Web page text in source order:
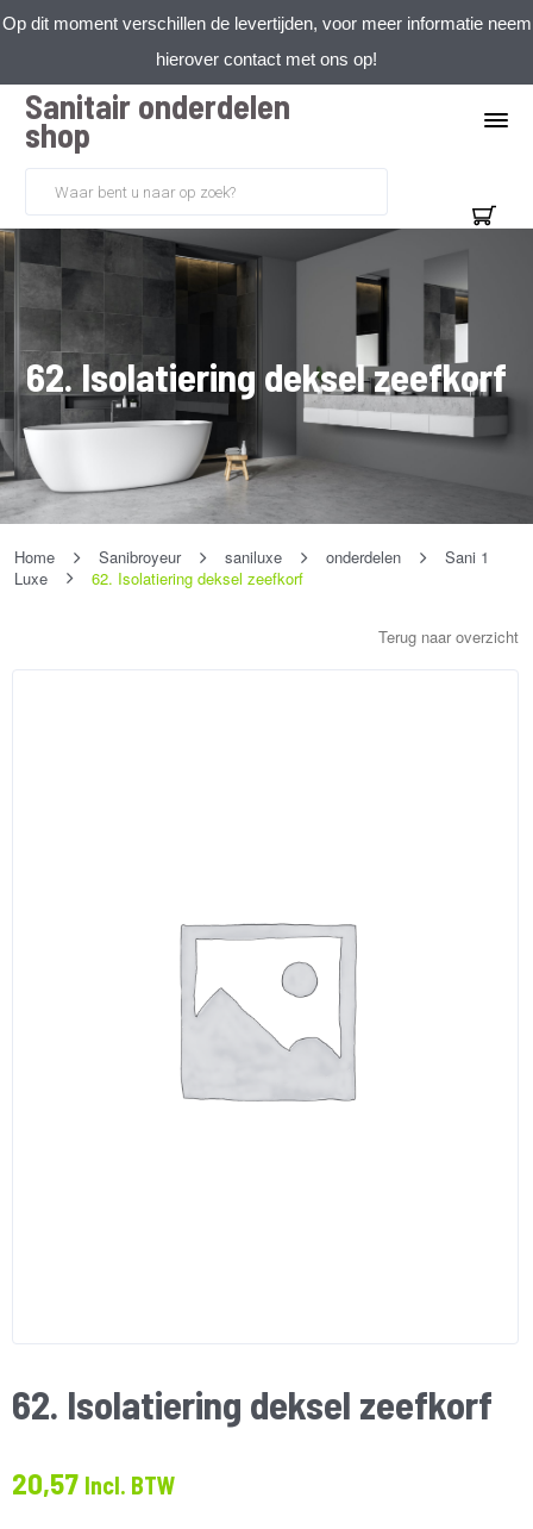
Op dit moment verschillen de levertijden, voor meer informatie neem
hierover contact met ons op!
Sanitair onderdelen
shop
62. Isolatiering deksel zeefkorf
Home Sanibroyeur saniluxe onderdelen
Sani 1
Luxe
62. Isolatiering deksel zeefkorf
Terug naar overzicht
62. Isolatiering deksel zeefkorf
20,57 Incl. BTW